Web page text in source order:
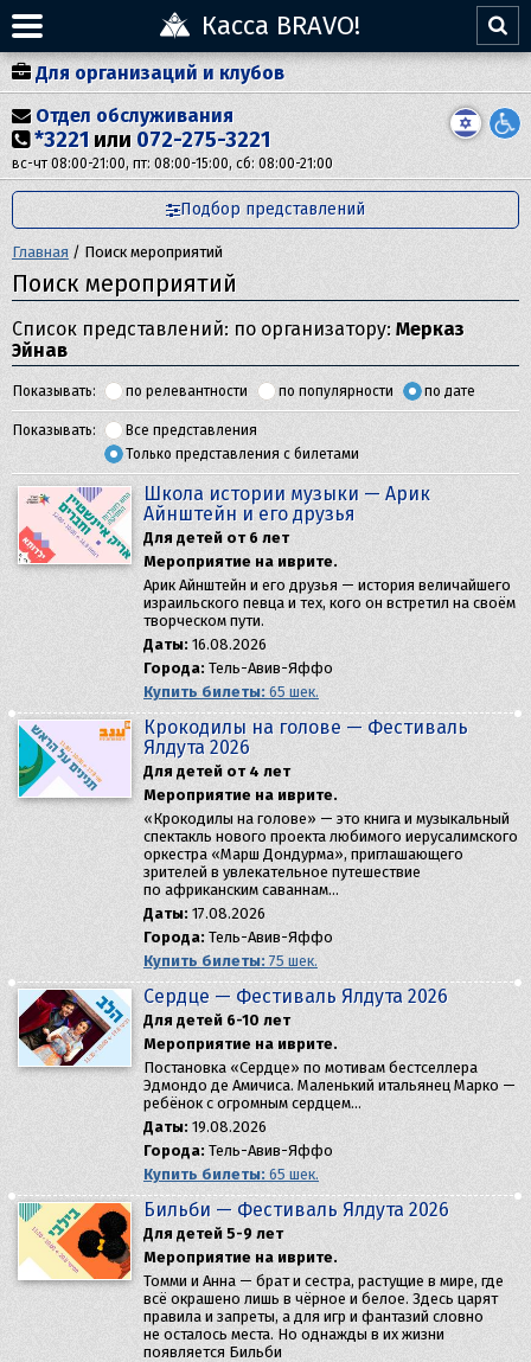
Касса BRAVO!
Для организаций и клубов
Отдел обслуживания
*3221 или 072-275-3221
вс-чт 08:00-21:00, пт: 08:00-15:00, сб: 08:00-21:00
Подбор представлений
Главная / Поиск мероприятий
Поиск мероприятий
Список представлений: по организатору: Мерказ
Эйнав
Показывать: по релевантности по популярности по дате
Показывать:
Все представления
Только представления с билетами
Школа истории музыки — Арик
Айнштейн и его друзья
Для детей от 6 лет
Мероприятие на иврите.
Арик Айнштейн и его друзья — история величайшего
израильского певца и тех, кого он встретил на своём
творческом пути.
Даты: 16.08.2026
Города: Тель-Авив-Яффо
Купить билеты: 65 шек.
Крокодилы на голове — Фестиваль
Ялдута 2026
Для детей от 4 лет
Мероприятие на иврите.
«Крокодилы на голове» — это книга и музыкальный
спектакль нового проекта любимого иерусалимского
оркестра «Марш Дондурма», приглашающего
зрителей в увлекательное путешествие
по африканским саваннам…
Даты: 17.08.2026
Города: Тель-Авив-Яффо
Купить билеты: 75 шек.
Сердце — Фестиваль Ялдута 2026
Для детей 6-10 лет
Мероприятие на иврите.
Постановка «Сердце» по мотивам бестселлера
Эдмондо де Амичиса. Маленький итальянец Марко —
ребёнок с огромным сердцем…
Даты: 19.08.2026
Города: Тель-Авив-Яффо
Купить билеты: 65 шек.
Бильби — Фестиваль Ялдута 2026
Для детей 5-9 лет
Мероприятие на иврите.
Томми и Анна — брат и сестра, растущие в мире, где
всё окрашено лишь в чёрное и белое. Здесь царят
правила и запреты, а для игр и фантазий словно
не осталось места. Но однажды в их жизни
появляется Бильби